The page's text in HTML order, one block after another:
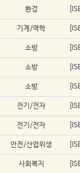
환경
기계/역학
소방
소방
소방
전기/전자
전기/전자
안전/산업위생
사회복지